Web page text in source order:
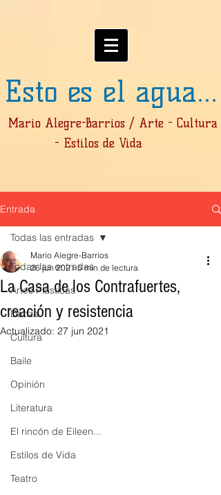
Esto es el agua...
Mario Alegre-Barrios / Arte - Cultura
- Estilos de Vida
Entrada
Todas las entradas
Artes Plásticas
Danza
Cultura
Baile
Opinión
Literatura
El rincón de Eileen...
Estilos de Vida
Teatro
Todas las entradas
La Casa de los Contrafuertes,
creación y resistencia
Mario Alegre-Barrios
26 jun 2021 5 min de lectura
Actualizado: 27 jun 2021